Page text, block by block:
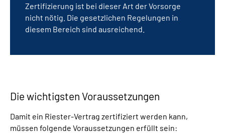
Zertifizierung ist bei dieser Art der Vorsorge
nicht nötig. Die gesetzlichen Regelungen in
diesem Bereich sind ausreichend.
Die wichtigsten Voraussetzungen
Damit ein Riester-Vertrag zertifiziert werden kann,
müssen folgende Voraussetzungen erfüllt sein: